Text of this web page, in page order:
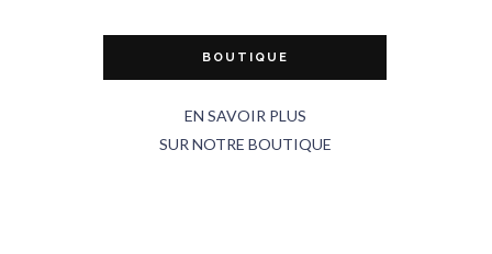
BOUTIQUE
EN SAVOIR PLUS
SUR NOTRE BOUTIQUE